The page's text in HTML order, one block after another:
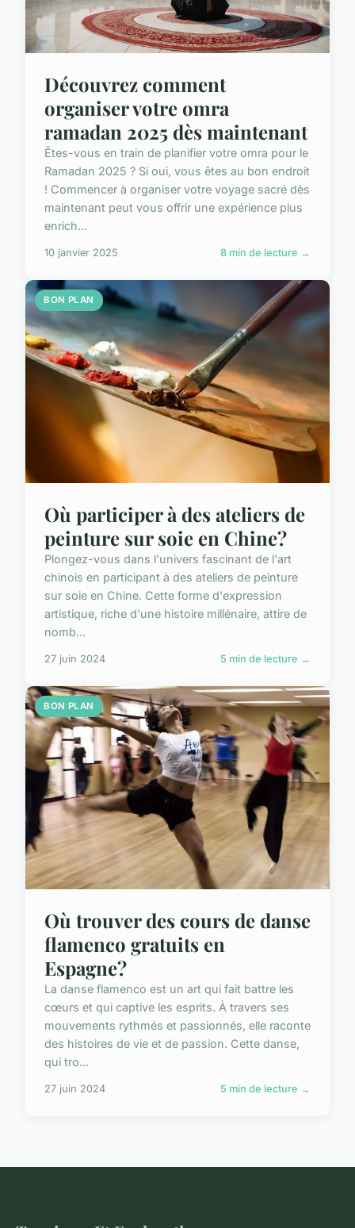
Découvrez comment
organiser votre omra
ramadan 2025 dès maintenant
Êtes-vous en train de planifier votre omra pour le
Ramadan 2025 ? Si oui, vous êtes au bon endroit
! Commencer à organiser votre voyage sacré dès
maintenant peut vous offrir une expérience plus
enrich...
10 janvier 2025 8 min de lecture →
BON PLAN
Où participer à des ateliers de
peinture sur soie en Chine?
Plongez-vous dans l'univers fascinant de l'art
chinois en participant à des ateliers de peinture
sur soie en Chine. Cette forme d'expression
artistique, riche d'une histoire millénaire, attire de
nomb...
27 juin 2024 5 min de lecture →
BON PLAN
Où trouver des cours de danse
flamenco gratuits en
Espagne?
La danse flamenco est un art qui fait battre les
cœurs et qui captive les esprits. À travers ses
mouvements rythmés et passionnés, elle raconte
des histoires de vie et de passion. Cette danse,
qui tro...
27 juin 2024 5 min de lecture →